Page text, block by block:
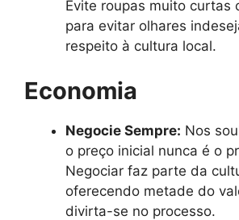
Evite roupas muito curtas
para evitar olhares
respeito à cultura local.
Economia
Negocie Sempre: Nos
o preço inicial nunca é o
Negociar faz parte da
oferecendo metade do
divirta-se no processo.